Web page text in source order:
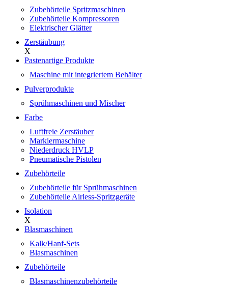
Zubehörteile Spritzmaschinen
Zubehörteile Kompressoren
Elektrischer Glätter
Zerstäubung
X
Pastenartige Produkte
Maschine mit integriertem Behälter
Pulverprodukte
Sprühmaschinen und Mischer
Farbe
Luftfreie Zerstäuber
Markiermaschine
Niederdruck HVLP
Pneumatische Pistolen
Zubehörteile
Zubehörteile für Sprühmaschinen
Zubehörteile Airless-Spritzgeräte
Isolation
X
Blasmaschinen
Kalk/Hanf-Sets
Blasmaschinen
Zubehörteile
Blasmaschinenzubehörteile